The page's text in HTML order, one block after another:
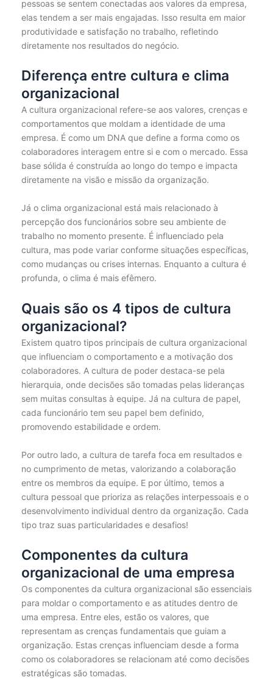
pessoas se sentem conectadas aos valores da empresa,
elas tendem a ser mais engajadas. Isso resulta em maior
produtividade e satisfação no trabalho, refletindo
diretamente nos resultados do negócio.
Diferença entre cultura e clima
organizacional
A cultura organizacional refere-se aos valores, crenças e
comportamentos que moldam a identidade de uma
empresa. É como um DNA que define a forma como os
colaboradores interagem entre si e com o mercado. Essa
base sólida é construída ao longo do tempo e impacta
diretamente na visão e missão da organização.
Já o clima organizacional está mais relacionado à
percepção dos funcionários sobre seu ambiente de
trabalho no momento presente. É influenciado pela
cultura, mas pode variar conforme situações específicas,
como mudanças ou crises internas. Enquanto a cultura é
profunda, o clima é mais efêmero.
Quais são os 4 tipos de cultura
organizacional?
Existem quatro tipos principais de cultura organizacional
que influenciam o comportamento e a motivação dos
colaboradores. A cultura de poder destaca-se pela
hierarquia, onde decisões são tomadas pelas lideranças
sem muitas consultas à equipe. Já na cultura de papel,
cada funcionário tem seu papel bem definido,
promovendo estabilidade e ordem.
Por outro lado, a cultura de tarefa foca em resultados e
no cumprimento de metas, valorizando a colaboração
entre os membros da equipe. E por último, temos a
cultura pessoal que prioriza as relações interpessoais e o
desenvolvimento individual dentro da organização. Cada
tipo traz suas particularidades e desafios!
Componentes da cultura
organizacional de uma empresa
Os componentes da cultura organizacional são essenciais
para moldar o comportamento e as atitudes dentro de
uma empresa. Entre eles, estão os valores, que
representam as crenças fundamentais que guiam a
organização. Estas crenças influenciam desde a forma
como os colaboradores se relacionam até como decisões
estratégicas são tomadas.